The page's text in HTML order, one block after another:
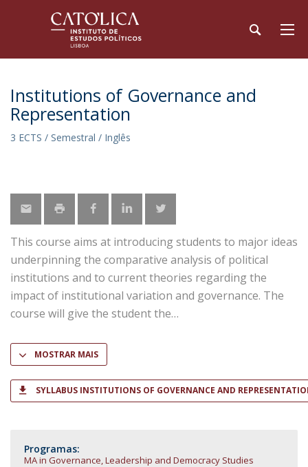
Institutions of Governance and
Representation
3 ECTS / Semestral / Inglês
This course aims at introducing students to major ideas
underpinning the comparative analysis of political
institutions and to current theories regarding the
impact of institutional variation and governance. The
course will give the student the
MOSTRAR MAIS
SYLLABUS INSTITUTIONS OF GOVERNANCE AND
Programas:
MA in Governance, Leadership and Democracy Studies